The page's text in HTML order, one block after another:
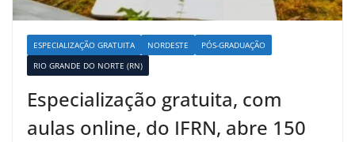
ESPECIALIZAÇÃO GRATUITA NORDESTE
PÓS-GRADUAÇÃO
RIO GRANDE DO NORTE (RN)
Especialização gratuita, com
aulas online, do IFRN, abre 150